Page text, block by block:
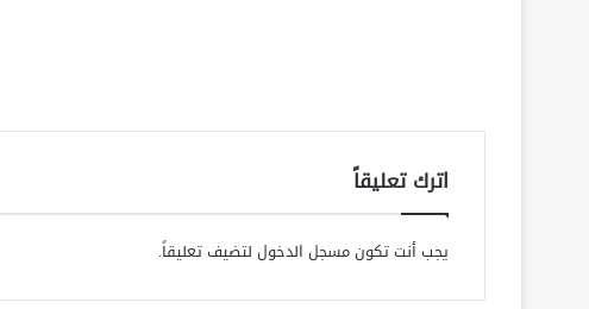
اترك تعليقاً
يجب أنت تكونمسجل الدخول لتضيف تعليقاً.